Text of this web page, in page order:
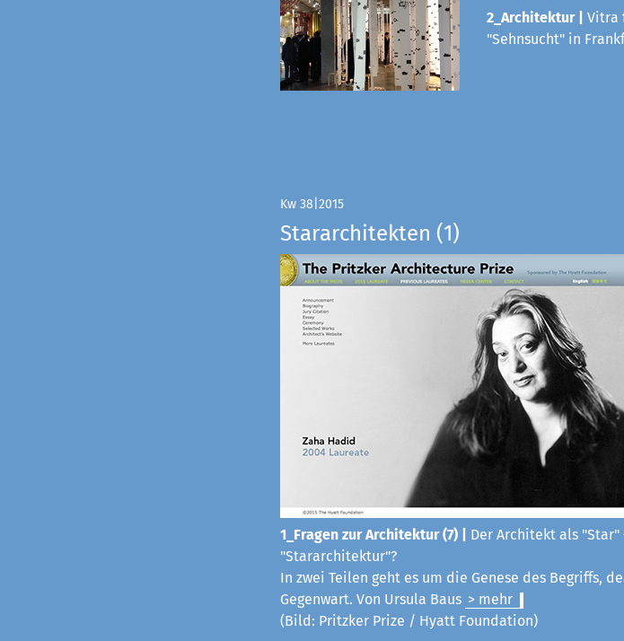
2_Architektur |
Vitra
"Sehnsucht" in
Kw 38|2015
Stararchitekten (1)
1_Fragen zur Architektur (7) |
Der Architekt als "Star"
"Stararchitektur"?
In zwei Teilen geht es um die Genese des Begriffs,
Gegenwart. Von Ursula Baus > mehr
(Bild: Pritzker Prize / Hyatt Foundation)